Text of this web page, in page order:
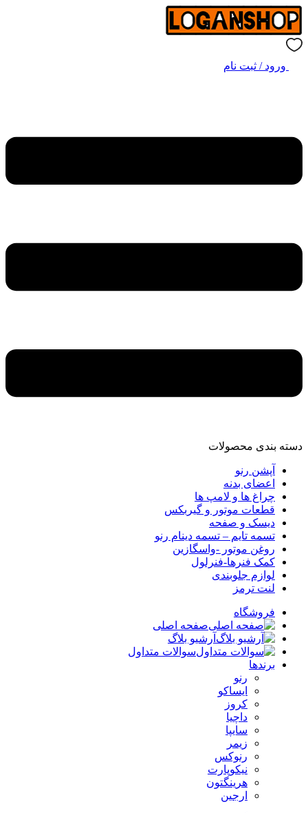
ورود / ثبت نام
دسته‌ بندی محصولات
آپشن رنو
اعضای بدنه
چراغ ها و لامپ ها
قطعات موتور و گیربکس
دیسک و صفحه
تسمه تایم – تسمه دینام رنو
روغن موتور -واسگازین
کمک فنرها-فنرلول
لوازم جلوبندی
لنت ترمز
فروشگاه
صفحه اصلی
آرشیو بلاگ
سوالات متداول
برندها
رنو
ایساکو
کروز
داچیا
سایپا
زیمر
رنوکس
نیکوپارت
هرینگتون
ارجین